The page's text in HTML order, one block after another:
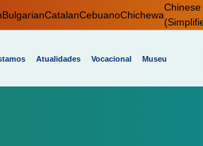
BulgarianCatalanCebuanoChichewa
Chinese
Atualidades Vocacional Museu